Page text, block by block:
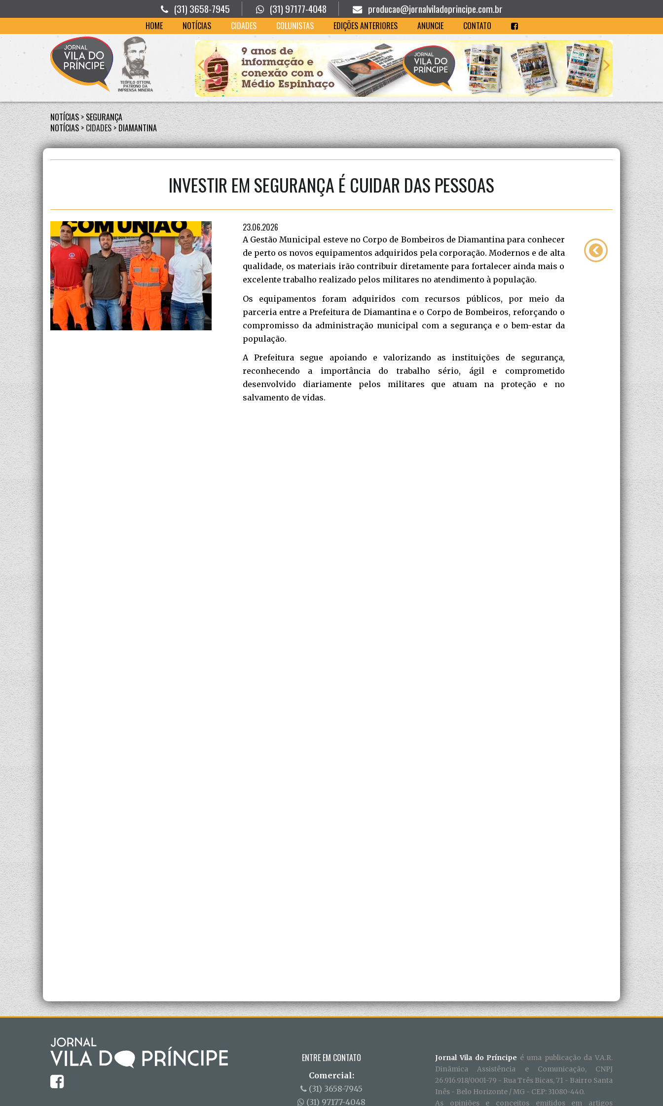
(31) 3658-7945 (31) 97177-4048 producao@jornalviladoprincipe.com.br
HOME NOTÍCIAS CIDADES COLUNISTAS EDIÇÕES ANTERIORES ANUNCIE CONTATO
NOTÍCIAS>SEGURANÇA
NOTÍCIAS> CIDADES >DIAMANTINA
INVESTIR EM SEGURANÇA É CUIDAR DAS PESSOAS
23.06.2026
A Gestão Municipal esteve no Corpo de Bombeiros de Diamantina para conhecer
de perto os novos equipamentos adquiridos pela corporação. Modernos e de alta
qualidade, os materiais irão contribuir diretamente para fortalecer ainda mais o
excelente trabalho realizado pelos militares no atendimento à população.
Os equipamentos foram adquiridos com recursos públicos, por meio da
parceria entre a Prefeitura de Diamantina e o Corpo de Bombeiros, reforçando o
compromisso da administração municipal com a segurança e o bem-estar da
população.
A Prefeitura segue apoiando e valorizando as instituições de segurança,
reconhecendo a importância do trabalho sério, ágil e comprometido
desenvolvido diariamente pelos militares que atuam na proteção e no
salvamento de vidas.
ENTRE EM CONTATO
Comercial:
(31) 3658-7945
(31) 97177-4048
Jornal Vila do Príncipe é uma publicação da V.A.R.
Dinãmica Assistência e Comunicação, CNPJ
26.916.918/0001-79 - Rua Três Bicas, 71 - Bairro Santa
Inês - Belo Horizonte / MG - CEP: 31080-440.
As opiniões e conceitos emitidos em artigos